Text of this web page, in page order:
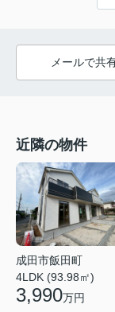
メールで共
近隣の物件
成田市飯田町
4LDK (93.98㎡)
3,990万円